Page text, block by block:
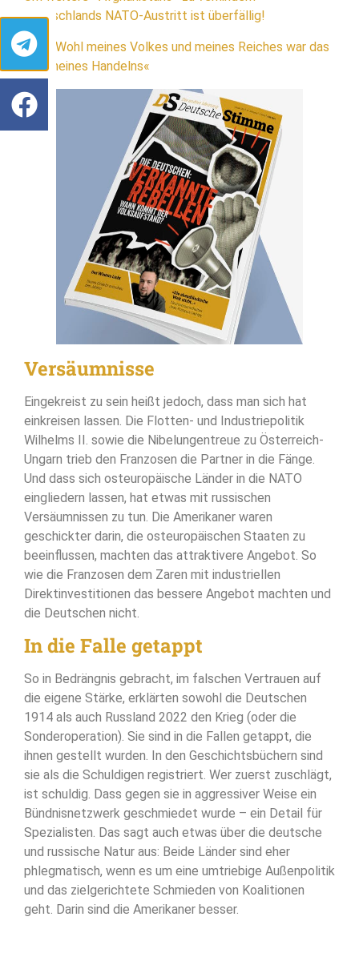
Deutschlands NATO-Austritt ist überfällig!
»Das Wohl meines Volkes und meines Reiches war das
Ziel meines Handelns«
Versäumnisse
Eingekreist zu sein heißt jedoch, dass man sich hat
einkreisen lassen. Die Flotten- und Industriepolitik
Wilhelms II. sowie die Nibelungentreue zu Österreich-
Ungarn trieb den Franzosen die Partner in die Fänge.
Und dass sich osteuropäische Länder in die NATO
eingliedern lassen, hat etwas mit russischen
Versäumnissen zu tun. Die Amerikaner waren
geschickter darin, die osteuropäischen Staaten zu
beeinflussen, machten das attraktivere Angebot. So
wie die Franzosen dem Zaren mit industriellen
Direktinvestitionen das bessere Angebot machten und
die Deutschen nicht.
In die Falle getappt
So in Bedrängnis gebracht, im falschen Vertrauen auf
die eigene Stärke, erklärten sowohl die Deutschen
1914 als auch Russland 2022 den Krieg (oder die
Sonderoperation). Sie sind in die Fallen getappt, die
ihnen gestellt wurden. In den Geschichtsbüchern sind
sie als die Schuldigen registriert. Wer zuerst zuschlägt,
ist schuldig. Dass gegen sie in aggressiver Weise ein
Bündnisnetzwerk geschmiedet wurde – ein Detail für
Spezialisten. Das sagt auch etwas über die deutsche
und russische Natur aus: Beide Länder sind eher
phlegmatisch, wenn es um eine umtriebige Außenpolitik
und das zielgerichtete Schmieden von Koalitionen
geht. Darin sind die Amerikaner besser.